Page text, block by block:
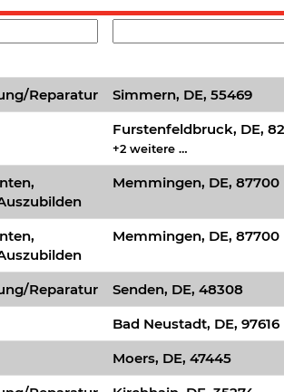
Reparatur
Simmern, DE, 55469
Furstenfeldbruck, DE,
+2 weitere …
Memmingen, DE, 87700
Memmingen, DE, 87700
Reparatur
Senden, DE, 48308
Bad Neustadt, DE, 97616
Moers, DE, 47445